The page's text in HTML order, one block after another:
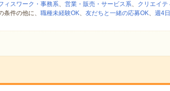
ィスワーク・事務系、 営業・販売・サービス系、 クリエイテ
件の他に、 職種未経験OK、 友だちと一緒の応募OK、 週4